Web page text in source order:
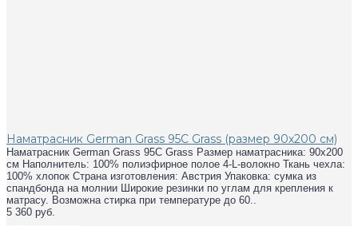
Наматрасник German Grass 95C Grass (размер 90х200 см)
Наматрасник German Grass 95C Grass Размер наматрасника: 90х200
см Наполнитель: 100% полиэфирное полое 4-L-волокно Ткань чехла:
100% хлопок Страна изготовления: Австрия Упаковка: сумка из
спандбонда на молнии Широкие резинки по углам для крепления к
матрасу. Возможна стирка при температуре до 60..
5 360 руб.